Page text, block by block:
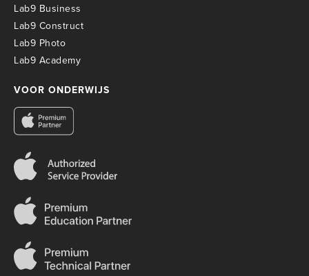
Lab9 Business
Lab9 Construct
Lab9 Photo
Lab9 Academy
VOOR ONDERWIJS